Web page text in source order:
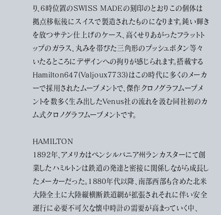
り、6時位置のSWISS MADEの刻印のとおりこの個体は
拠点移転後にスイスで製造されたものになります。鈍い輝き
を放つサテン仕上げのケース、高くせりあがったフラットト
ップのガラス、丸みを帯びた三角形のプッシュボタン等々
いたるところにデザインへの拘りが感じられます。搭載する
Hamilton647(Valjoux7733)はこの時代に多くのメーカ
ーで採用されたムーブメントで、傑作クロノグラフムーブメ
ントを数多く生み出したVenus社の流れを汲む同社初のカ
ム式クロノグラフムーブメントです。
HAMILTON
1892年、アメリカはペンシルバニア州ランカスターにて創
業したハミルトンは鉄道の発達と密接に関係しながら成長し
たメーカーだった。1880年代以降、南部西部も含めた北米
大陸全土に大陸縦横断鉄道網が拡張されそれに伴い安全
運行に必要不可欠な懐中時計の需要が高まっていく中、